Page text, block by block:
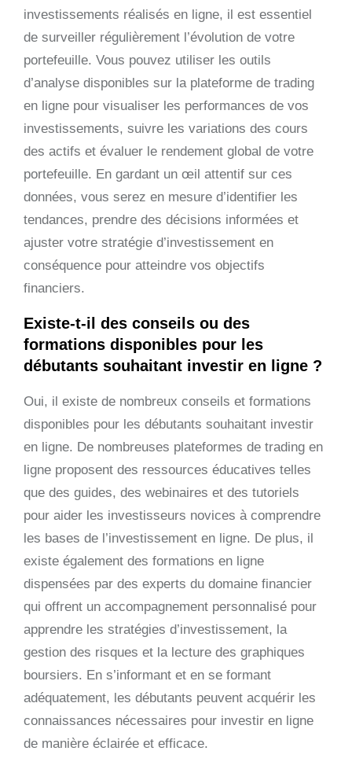
investissements réalisés en ligne, il est essentiel
de surveiller régulièrement l’évolution de votre
portefeuille. Vous pouvez utiliser les outils
d’analyse disponibles sur la plateforme de trading
en ligne pour visualiser les performances de vos
investissements, suivre les variations des cours
des actifs et évaluer le rendement global de votre
portefeuille. En gardant un œil attentif sur ces
données, vous serez en mesure d’identifier les
tendances, prendre des décisions informées et
ajuster votre stratégie d’investissement en
conséquence pour atteindre vos objectifs
financiers.
Existe-t-il des conseils ou des
formations disponibles pour les
débutants souhaitant investir en ligne ?
Oui, il existe de nombreux conseils et formations
disponibles pour les débutants souhaitant investir
en ligne. De nombreuses plateformes de trading en
ligne proposent des ressources éducatives telles
que des guides, des webinaires et des tutoriels
pour aider les investisseurs novices à comprendre
les bases de l’investissement en ligne. De plus, il
existe également des formations en ligne
dispensées par des experts du domaine financier
qui offrent un accompagnement personnalisé pour
apprendre les stratégies d’investissement, la
gestion des risques et la lecture des graphiques
boursiers. En s’informant et en se formant
adéquatement, les débutants peuvent acquérir les
connaissances nécessaires pour investir en ligne
de manière éclairée et efficace.